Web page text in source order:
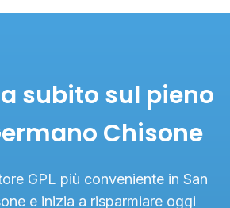
subito sul pieno
Chisone
GPL più conveniente in San
e inizia a risparmiare oggi